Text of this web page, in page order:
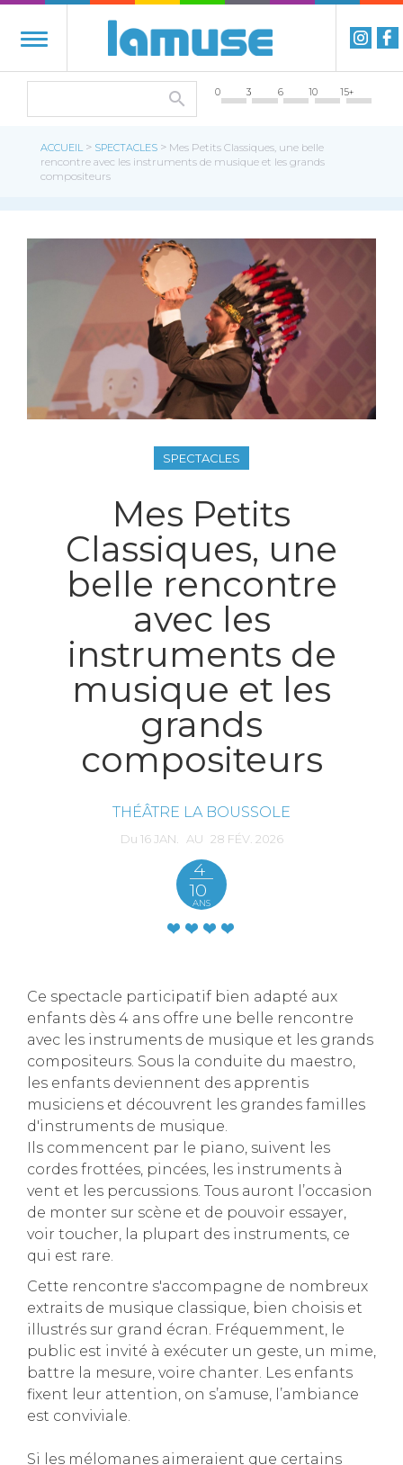
0 3 6 10 15+
ACCUEIL > SPECTACLES > Mes Petits Classiques, une belle
rencontre avec les instruments de musique et les grands
compositeurs
SPECTACLES
Mes Petits
Classiques, une
belle rencontre
avec les
instruments de
musique et les
grands
compositeurs
THÉÂTRE LA BOUSSOLE
Du 16 JAN. AU 28 FÉV. 2026
4
10
ANS
Ce spectacle participatif bien adapté aux
enfants dès 4 ans offre une belle rencontre
avec les instruments de musique et les grands
compositeurs. Sous la conduite du maestro,
les enfants deviennent des apprentis
musiciens et découvrent les grandes familles
d'instruments de musique.
Ils commencent par le piano, suivent les
cordes frottées, pincées, les instruments à
vent et les percussions. Tous auront l’occasion
de monter sur scène et de pouvoir essayer,
voir toucher, la plupart des instruments, ce
qui est rare.
Cette rencontre s'accompagne de nombreux
extraits de musique classique, bien choisis et
illustrés sur grand écran. Fréquemment, le
public est invité à exécuter un geste, un mime,
battre la mesure, voire chanter. Les enfants
fixent leur attention, on s’amuse, l’ambiance
est conviviale.
Si les mélomanes aimeraient que certains